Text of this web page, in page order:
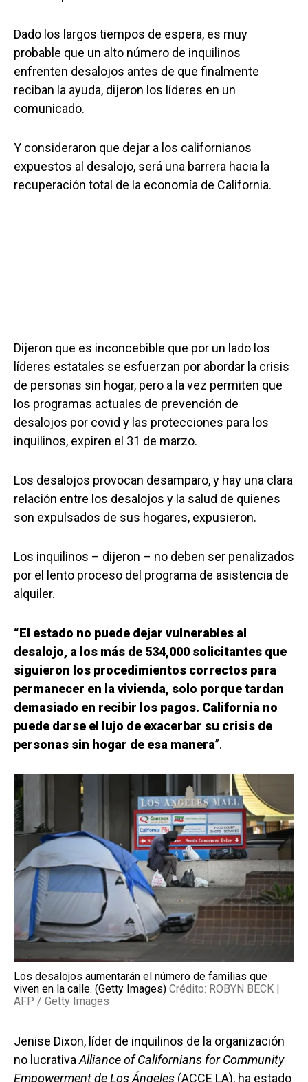
Dado los largos tiempos de espera, es muy
probable que un alto número de inquilinos
enfrenten desalojos antes de que finalmente
reciban la ayuda, dijeron los líderes en un
comunicado.
Y consideraron que dejar a los californianos
expuestos al desalojo, será una barrera hacia la
recuperación total de la economía de California.
Dijeron que es inconcebible que por un lado los
líderes estatales se esfuerzan por abordar la crisis
de personas sin hogar, pero a la vez permiten que
los programas actuales de prevención de
desalojos por covid y las protecciones para los
inquilinos, expiren el 31 de marzo.
Los desalojos provocan desamparo, y hay una clara
relación entre los desalojos y la salud de quienes
son expulsados de sus hogares, expusieron.
Los inquilinos – dijeron – no deben ser penalizados
por el lento proceso del programa de asistencia de
alquiler.
“El estado no puede dejar vulnerables al
desalojo, a los más de 534,000 solicitantes que
siguieron los procedimientos correctos para
permanecer en la vivienda, solo porque tardan
demasiado en recibir los pagos. California no
puede darse el lujo de exacerbar su crisis de
personas sin hogar de esa manera”.
Los desalojos aumentarán el número de familias que
viven en la calle. (Getty Images) Crédito: ROBYN BECK |
AFP / Getty Images
Jenise Dixon, líder de inquilinos de la organización
no lucrativaAlliance of Californians for Community
Empowerment de Los Ángeles (ACCE LA), ha estado